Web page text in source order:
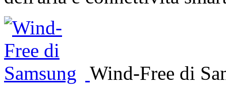
Wind-Free di